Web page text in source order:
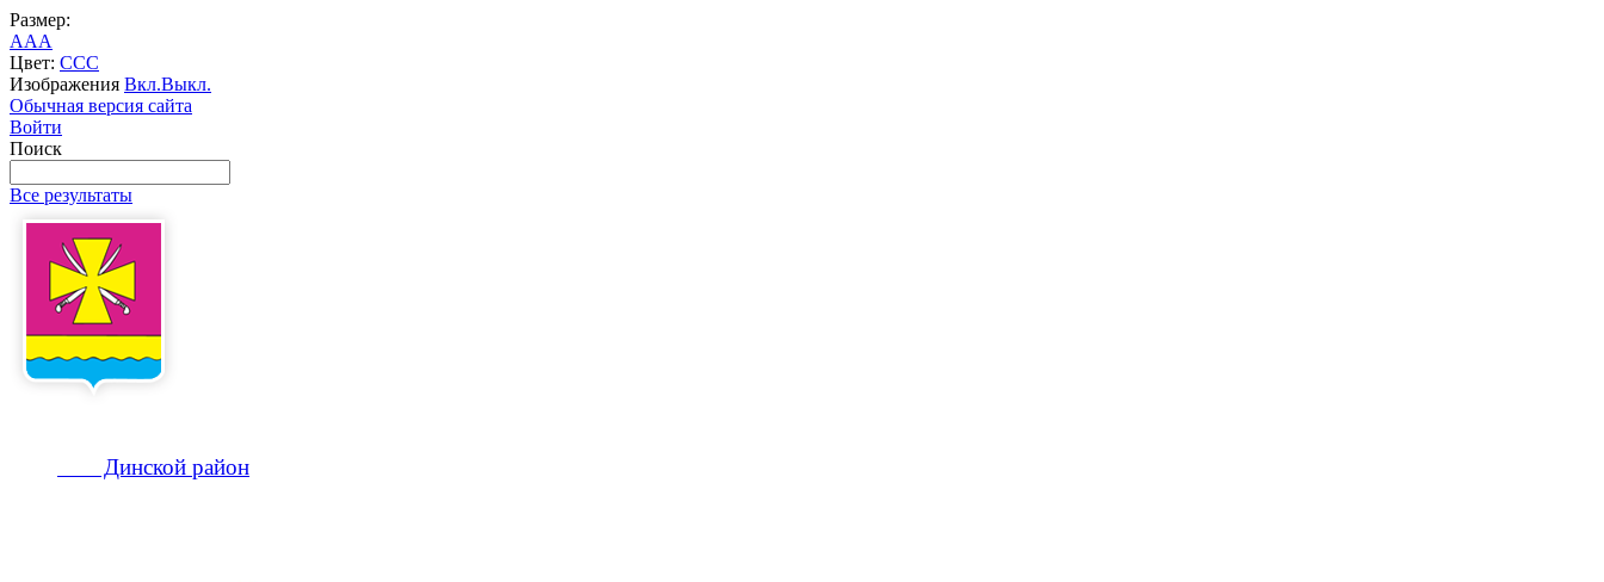
Размер:
AAA
Цвет: CCC
Изображения Вкл.Выкл.
Обычная версия сайта
Войти
Поиск
Все результаты
Динской район